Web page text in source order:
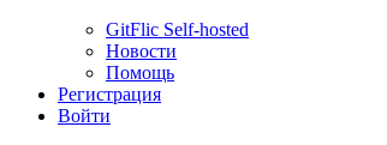
GitFlic Self-hosted
Новости
Помощь
Регистрация
Войти